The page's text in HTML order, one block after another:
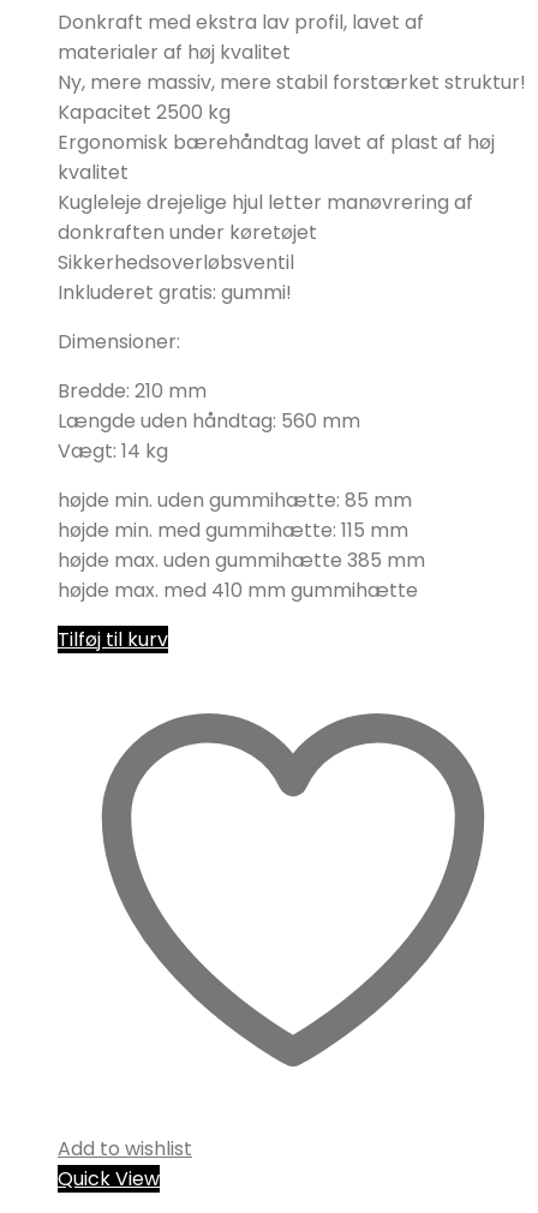
Donkraft med ekstra lav profil, lavet af
materialer af høj kvalitet
Ny, mere massiv, mere stabil forstærket struktur!
Kapacitet 2500 kg
Ergonomisk bærehåndtag lavet af plast af høj
kvalitet
Kugleleje drejelige hjul letter manøvrering af
donkraften under køretøjet
Sikkerhedsoverløbsventil
Inkluderet gratis: gummi!
Dimensioner:
Bredde: 210 mm
Længde uden håndtag: 560 mm
Vægt: 14 kg
højde min. uden gummihætte: 85 mm
højde min. med gummihætte: 115 mm
højde max. uden gummihætte 385 mm
højde max. med 410 mm gummihætte
Tilføj til kurv
Add to wishlist
Quick View